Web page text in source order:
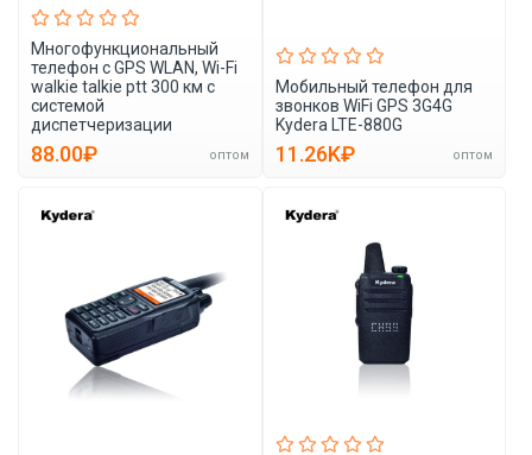
Многофункциональный
телефон с GPS WLAN, Wi-Fi
walkie talkie ptt 300 км с
системой
диспетчеризации
88.00₽ оптом
Мобильный телефон для
звонков WiFi GPS 3G4G
Kydera LTE-880G
11.26K₽ оптом